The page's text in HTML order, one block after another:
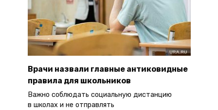
Врачи назвали главные антиковидные
правила для школьников
Важно соблюдать социальную дистанцию
в школах и не отправлять